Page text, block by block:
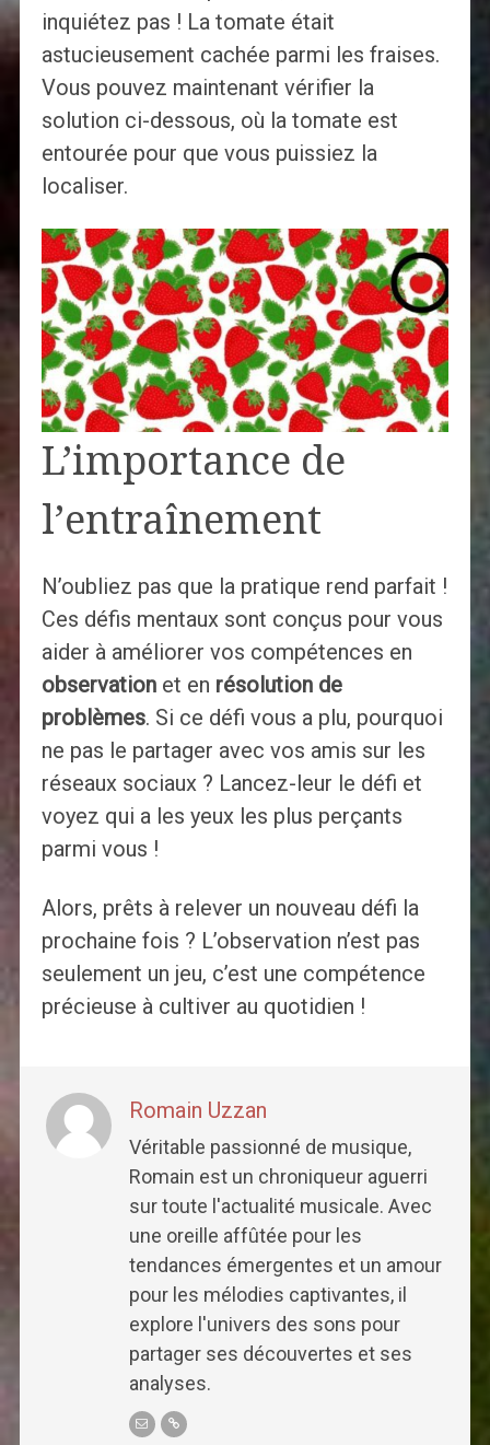
inquiétez pas ! La tomate était
astucieusement cachée parmi les fraises.
Vous pouvez maintenant vérifier la
solution ci-dessous, où la tomate est
entourée pour que vous puissiez la
localiser.
L’importance de
l’entraînement
N’oubliez pas que la pratique rend parfait !
Ces défis mentaux sont conçus pour vous
aider à améliorer vos compétences en
observationet en résolution de
problèmes. Si ce défi vous a plu, pourquoi
ne pas le partager avec vos amis sur les
réseaux sociaux ? Lancez-leur le défi et
voyez qui a les yeux les plus perçants
parmi vous !
Alors, prêts à relever un nouveau défi la
prochaine fois ? L’observation n’est pas
seulement un jeu, c’est une compétence
précieuse à cultiver au quotidien !
Romain Uzzan
Véritable passionné de musique,
Romain est un chroniqueur aguerri
sur toute l'actualité musicale. Avec
une oreille affûtée pour les
tendances émergentes et un amour
pour les mélodies captivantes, il
explore l'univers des sons pour
partager ses découvertes et ses
analyses.